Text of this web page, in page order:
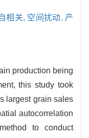
相关, 空间扰动, 产
production being
this study took
largest grain sales
autocorrelation
to conduct